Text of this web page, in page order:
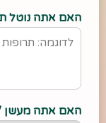
האם אתה נוטל
האם אתה מעשן